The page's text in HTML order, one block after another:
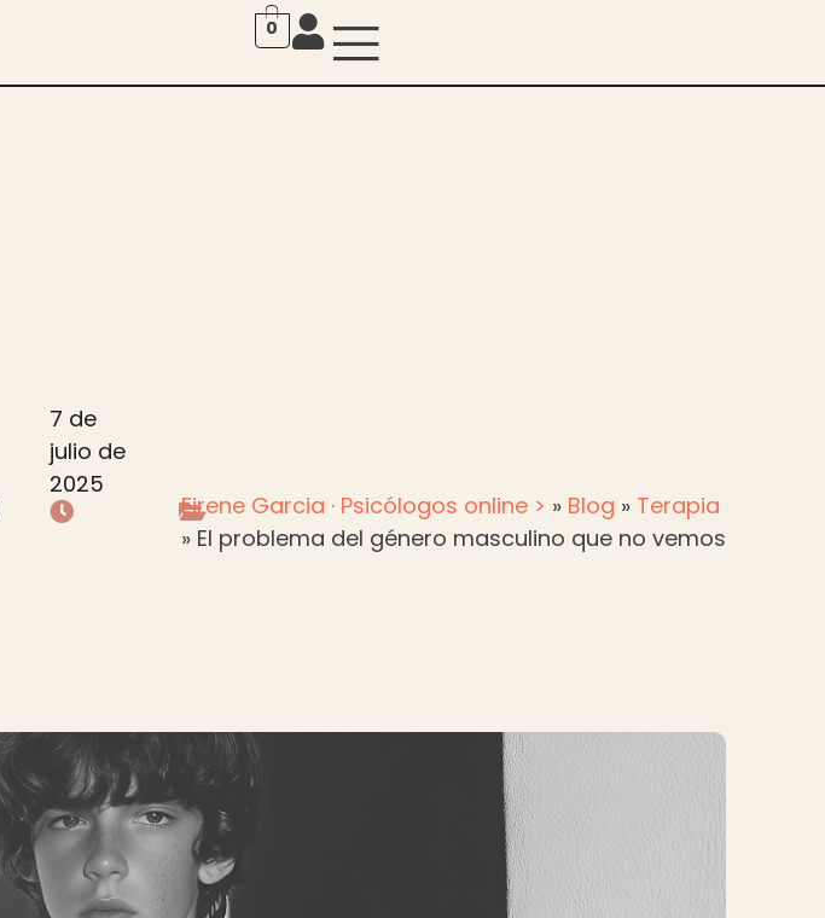
0
7 de
julio de
2025
Eirene Garcia · Psicólogos online > » Blog » Terapia
» El problema del género masculino que no vemos